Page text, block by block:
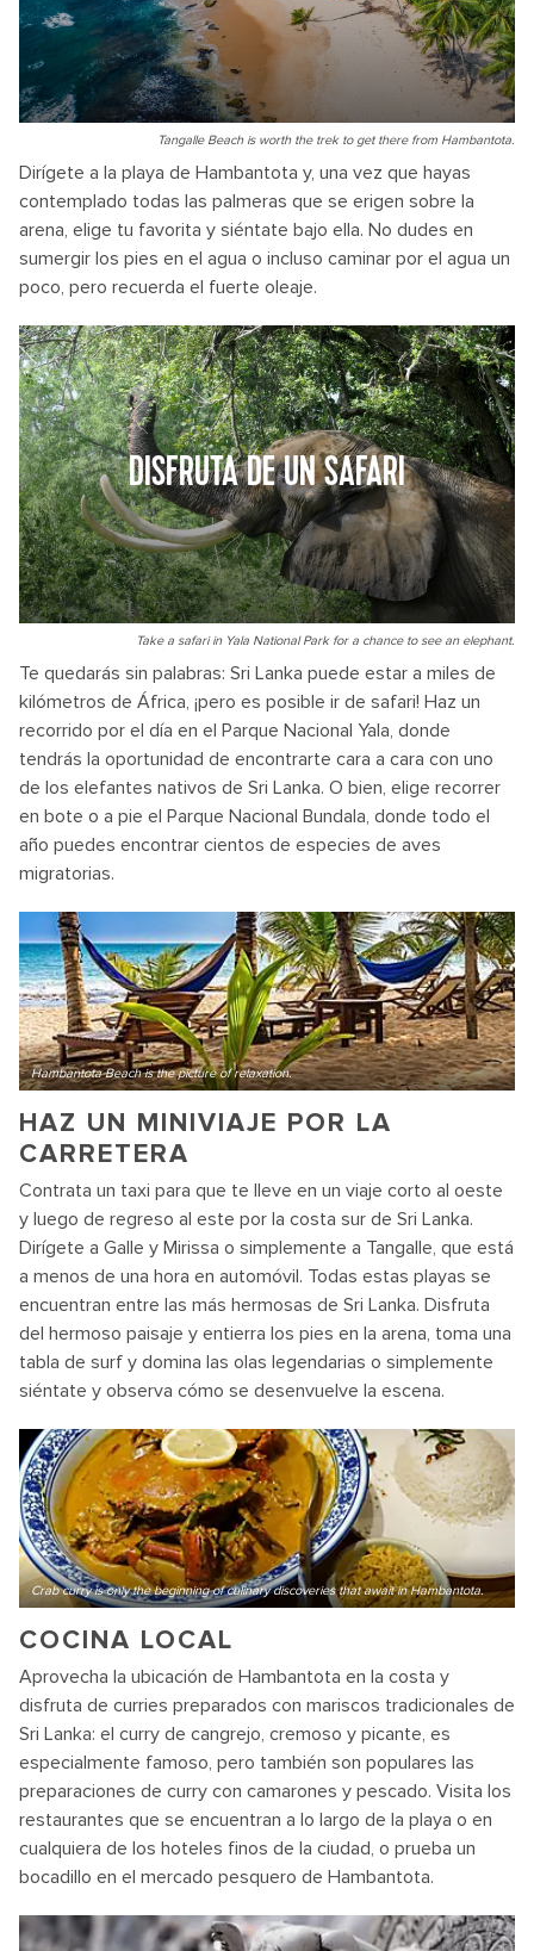
Tangalle Beach is worth the trek to get there from Hambantota.
Dirígete a la playa de Hambantota y, una vez que hayas
contemplado todas las palmeras que se erigen sobre la
arena, elige tu favorita y siéntate bajo ella. No dudes en
sumergir los pies en el agua o incluso caminar por el agua un
poco, pero recuerda el fuerte oleaje.
DISFRUTA DE UN SAFARI
Take a safari in Yala National Park for a chance to see an elephant.
Te quedarás sin palabras: Sri Lanka puede estar a miles de
kilómetros de África, ¡pero es posible ir de safari! Haz un
recorrido por el día en el Parque Nacional Yala, donde
tendrás la oportunidad de encontrarte cara a cara con uno
de los elefantes nativos de Sri Lanka. O bien, elige recorrer
en bote o a pie el Parque Nacional Bundala, donde todo el
año puedes encontrar cientos de especies de aves
migratorias.
Hambantota Beach is the picture of relaxation.
HAZ UN MINIVIAJE POR LA
CARRETERA
Contrata un taxi para que te lleve en un viaje corto al oeste
y luego de regreso al este por la costa sur de Sri Lanka.
Dirígete a Galle y Mirissa o simplemente a Tangalle, que está
a menos de una hora en automóvil. Todas estas playas se
encuentran entre las más hermosas de Sri Lanka. Disfruta
del hermoso paisaje y entierra los pies en la arena, toma una
tabla de surf y domina las olas legendarias o simplemente
siéntate y observa cómo se desenvuelve la escena.
Crab curry is only the beginning of culinary discoveries that await in Hambantota.
COCINA LOCAL
Aprovecha la ubicación de Hambantota en la costa y
disfruta de curries preparados con mariscos tradicionales de
Sri Lanka: el curry de cangrejo, cremoso y picante, es
especialmente famoso, pero también son populares las
preparaciones de curry con camarones y pescado. Visita los
restaurantes que se encuentran a lo largo de la playa o en
cualquiera de los hoteles finos de la ciudad, o prueba un
bocadillo en el mercado pesquero de Hambantota.